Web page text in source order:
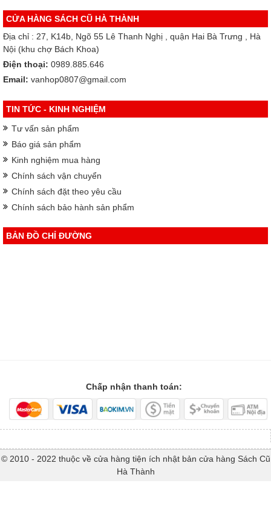
CỬA HÀNG SÁCH CŨ HÀ THÀNH
Địa chỉ : 27, K14b, Ngõ 55 Lê Thanh Nghị , quận Hai Bà Trưng , Hà
Nội (khu chợ Bách Khoa)
Điện thoại: 0989.885.646
Email: vanhop0807@gmail.com
TIN TỨC - KINH NGHIỆM
Tư vấn sản phẩm
Báo giá sản phẩm
Kinh nghiệm mua hàng
Chính sách vận chuyển
Chính sách đặt theo yêu cầu
Chính sách bảo hành sản phẩm
BẢN ĐỒ CHỈ ĐƯỜNG
Chấp nhận thanh toán:
© 2010 - 2022 thuộc về cửa hàng tiện ích nhật bản cửa hàng Sách Cũ
Hà Thành